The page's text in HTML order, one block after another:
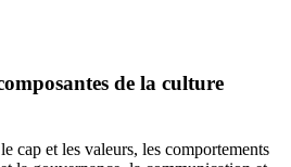
de la culture
cap et les valeurs, les comportements